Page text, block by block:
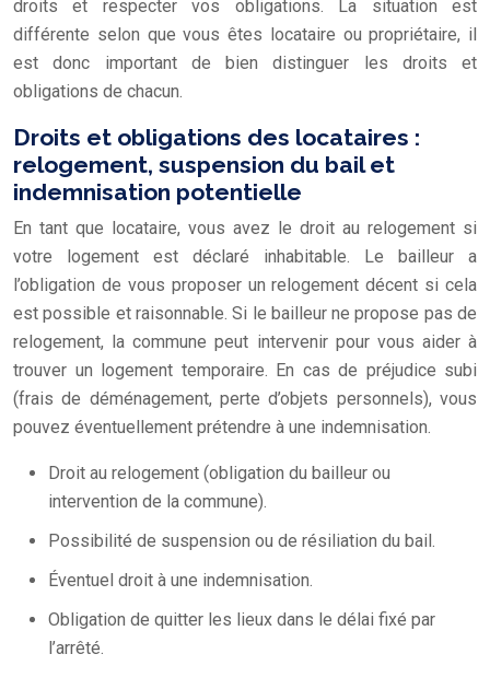
droits et respecter vos obligations. La situation est
différente selon que vous êtes locataire ou propriétaire, il
est donc important de bien distinguer les droits et
obligations de chacun.
Droits et obligations des locataires :
relogement, suspension du bail et
indemnisation potentielle
En tant que locataire, vous avez le droit au relogement si
votre logement est déclaré inhabitable. Le bailleur a
l’obligation de vous proposer un relogement décent si cela
est possible et raisonnable. Si le bailleur ne propose pas de
relogement, la commune peut intervenir pour vous aider à
trouver un logement temporaire. En cas de préjudice subi
(frais de déménagement, perte d’objets personnels), vous
pouvez éventuellement prétendre à une indemnisation.
Droit au relogement (obligation du bailleur ou
intervention de la commune).
Possibilité de suspension ou de résiliation du bail.
Éventuel droit à une indemnisation.
Obligation de quitter les lieux dans le délai fixé par
l’arrêté.